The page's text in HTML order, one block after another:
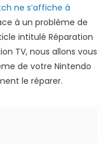
ne s’affiche à
à un problème de
intitulé Réparation
TV, nous allons vous
de votre Nintendo
le réparer.